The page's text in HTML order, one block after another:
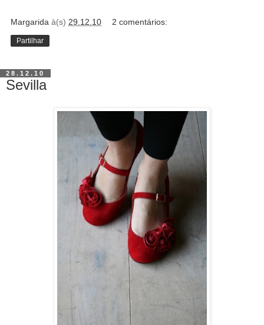
Margarida à(s) 29.12.10 2 comentários:
Partilhar
28.12.10
Sevilla